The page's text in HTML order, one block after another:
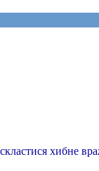
хибне